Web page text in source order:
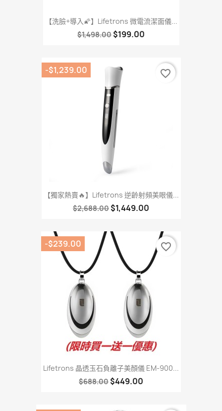
【洗臉+導入🌠】Lifetrons 微電流潔面儀...
$1,498.00 $199.00
【獨家熱賣🔥】Lifetrons 逆齡射頻美眼儀...
$2,688.00 $1,449.00
-$1,239.00 favorite_border
Lifetrons 晶透玉石負離子美顏儀 EM-900...
$688.00 $449.00
-$239.00 favorite_border